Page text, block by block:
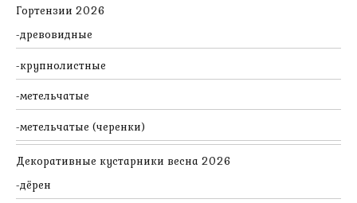
Гортензии 2026
древовидные
крупнолистные
метельчатые
метельчатые (черенки)
Декоративные кустарники весна 2026
дёрен